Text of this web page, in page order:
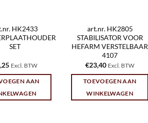
HK2433
SET
Excl. BTW
AAN
art.nr. HK2805
STABILISATOR VOOR
HEFARM VERSTELBAAR
4107
€23,40 Excl. BTW
TOEVOEGEN AAN
WINKELWAGEN